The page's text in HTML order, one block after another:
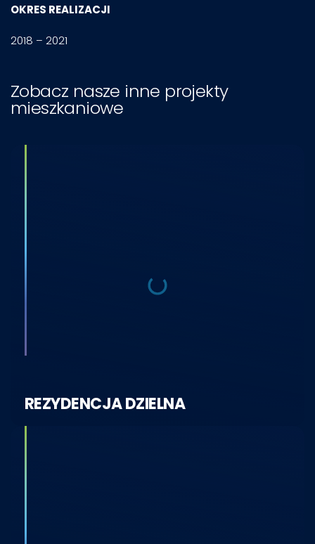
OKRES REALIZACJI
2018 – 2021
Zobacz nasze inne projekty
mieszkaniowe
REZYDENCJA DZIELNA